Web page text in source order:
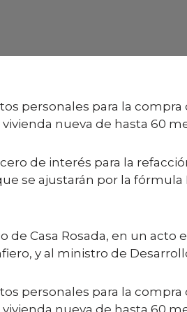
personales para la
nueva de hasta 60
de interés para la
se ajustarán por la
de Casa Rosada, en un
y al ministro de
personales para la
nueva de hasta 60